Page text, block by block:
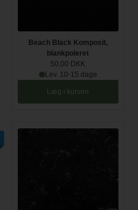
Beach Black Komposit,
blankpoleret
50,00 DKK
Lev. 10-15 dage
Læg i kurven